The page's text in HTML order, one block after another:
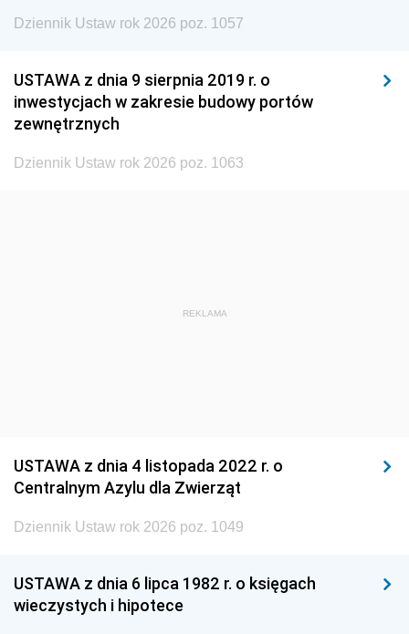
1935 1934
1929 1928
1926
1923 1922
Dziennik Ustaw rok 2026 poz. 1057
USTAWA z dnia 9 sierpnia 2019 r. o
inwestycjach w zakresie budowy portów
zewnętrznych
Dziennik Ustaw rok 2026 poz. 1063
REKLAMA
USTAWA z dnia 4 listopada 2022 r. o
Centralnym Azylu dla Zwierząt
Dziennik Ustaw rok 2026 poz. 1049
USTAWA z dnia 6 lipca 1982 r. o księgach
wieczystych i hipotece